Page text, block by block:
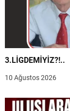
3.LİGDEMİYİZ?!..
10 Ağustos 2026